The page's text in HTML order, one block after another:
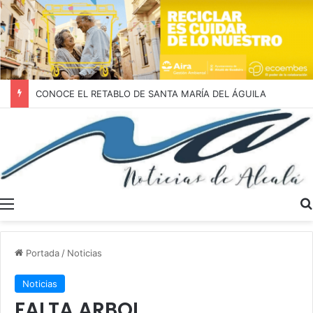
CONOCE EL RETABLO DE SANTA MARÍA DEL ÁGUILA
Portada / Noticias
Noticias